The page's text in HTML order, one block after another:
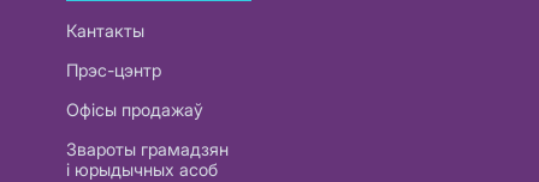
Кантакты
Прэс-цэнтр
Офісы продажаў
Звароты грамадзян
і юрыдычных асоб